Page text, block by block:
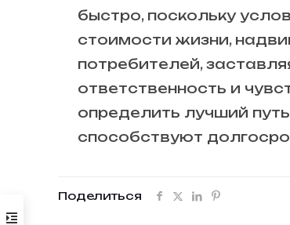
быстро, поскольку
стоимости жизни,
потребителей,
ответственность и
определить лучший
способствуют
Поделиться